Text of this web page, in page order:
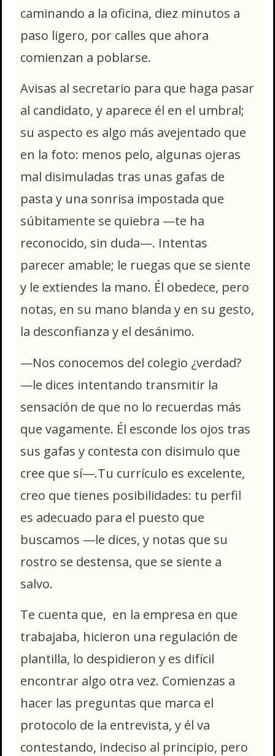
caminando a la oficina, diez minutos a
paso ligero, por calles que ahora
comienzan a poblarse.
Avisas al secretario para que haga pasar
al candidato, y aparece él en el umbral;
su aspecto es algo más avejentado que
en la foto: menos pelo, algunas ojeras
mal disimuladas tras unas gafas de
pasta y una sonrisa impostada que
súbitamente se quiebra —te ha
reconocido, sin duda—. Intentas
parecer amable; le ruegas que se siente
y le extiendes la mano. Él obedece, pero
notas, en su mano blanda y en su gesto,
la desconfianza y el desánimo.
—Nos conocemos del colegio ¿verdad?
—le dices intentando transmitir la
sensación de que no lo recuerdas más
que vagamente. Él esconde los ojos tras
sus gafas y contesta con disimulo que
cree que sí—.Tu currículo es excelente,
creo que tienes posibilidades: tu perfil
es adecuado para el puesto que
buscamos —le dices, y notas que su
rostro se destensa, que se siente a
salvo.
Te cuenta que, en la empresa en que
trabajaba, hicieron una regulación de
plantilla, lo despidieron y es difícil
encontrar algo otra vez. Comienzas a
hacer las preguntas que marca el
protocolo de la entrevista, y él va
contestando, indeciso al principio, pero